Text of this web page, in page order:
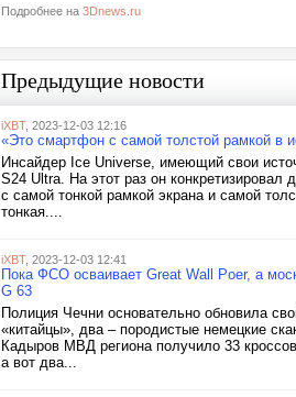
Подробнее на 3Dnews.ru
Предыдущие новости
iXBT, 2023-12-03 12:16
«Это смартфон с самой толстой рамкой в
Инсайдер Ice Universe, имеющий свои
S24 Ultra. На этот раз он
с самой тонкой рамкой экрана и самой
тонкая....
iXBT, 2023-12-03 12:41
Пока ФСО осваивает Great Wall Poer, а
G 63
Полиция Чечни основательно обновила
«китайцы», два – породистые немецкие
Кадыров МВД региона получило 33
а вот два...